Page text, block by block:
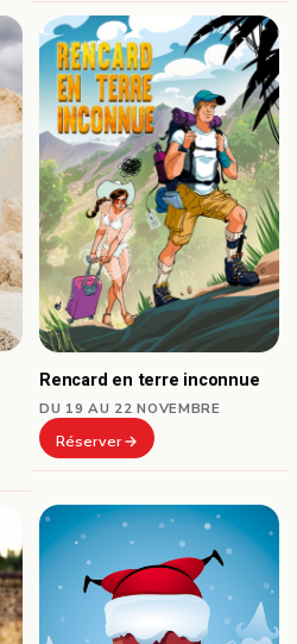
Rencard en terre inconnue
DU 19 AU 22 NOVEMBRE
Réserver